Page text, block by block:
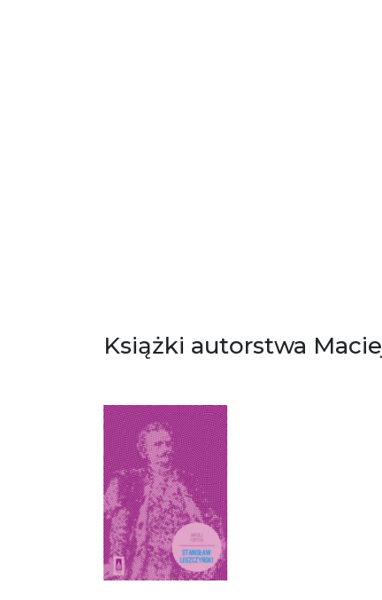
Książki autorstwa